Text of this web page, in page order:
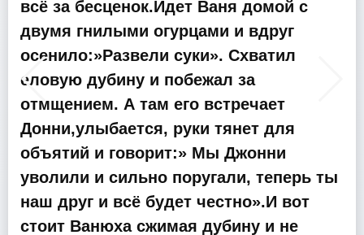
всё за бесценок.Идет Ваня домой с
двумя гнилыми огурцами и вдруг
осенило:»Развели суки». Схватил
еловую дубину и побежал за
отмщением. А там его встречает
Донни,улыбается, руки тянет для
объятий и говорит:» Мы Джонни
уволили и сильно поругали, теперь ты
наш друг и всё будет честно».И вот
стоит Ванюха сжимая дубину и не